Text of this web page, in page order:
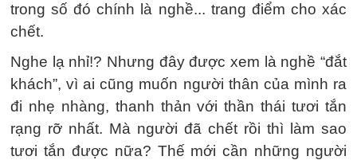
trong số đó chính là nghề... trang điểm cho xác
chết.
Nghe lạ nhỉ!? Nhưng đây được xem là nghề “đắt
khách”, vì ai cũng muốn người thân của mình ra
đi nhẹ nhàng, thanh thản với thần thái tươi tắn
rạng rỡ nhất. Mà người đã chết rồi thì làm sao
tươi tắn được nữa? Thế mới cần những người